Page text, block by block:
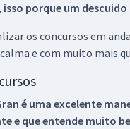
porque um
os concursos em
e com muito mais
é uma excelente
e que entende muito